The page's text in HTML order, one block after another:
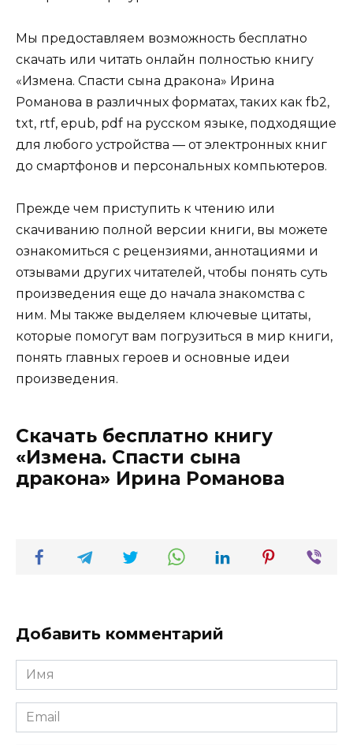
Мы предоставляем возможность бесплатно
скачать или читать онлайн полностью книгу
«Измена. Спасти сына дракона» Ирина
Романова в различных форматах, таких как fb2,
txt, rtf, epub, pdf на русском языке, подходящие
для любого устройства — от электронных книг
до смартфонов и персональных компьютеров.
Прежде чем приступить к чтению или
скачиванию полной версии книги, вы можете
ознакомиться с рецензиями, аннотациями и
отзывами других читателей, чтобы понять суть
произведения еще до начала знакомства с
ним. Мы также выделяем ключевые цитаты,
которые помогут вам погрузиться в мир книги,
понять главных героев и основные идеи
произведения.
Скачать бесплатно книгу
«Измена. Спасти сына
дракона» Ирина Романова
Добавить комментарий
Имя
*
Email
*